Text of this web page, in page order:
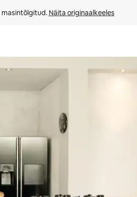
masintõlgitud. Näita originaalkeeles
mööda ekraani.